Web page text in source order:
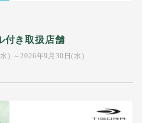
付き取扱店舗
) ～2026年9月30日(水)